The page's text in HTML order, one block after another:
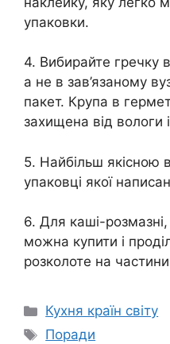
упаковки.
4. Вибирайте гречку
а не в зав’язаному
пакет. Крупа в
захищена від вологи
5. Найбільш якісною
упаковці якої
6. Для каші-розмазні,
можна купити і
розколоте на
Категорії
Кухня країн світу
Позначки
Поради